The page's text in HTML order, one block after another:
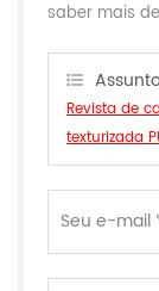
saber mais
Revista de
texturizada